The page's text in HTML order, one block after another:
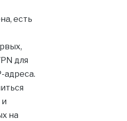
есть
для
адреса.
на